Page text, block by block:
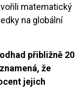
matematický
na globální
přibližně 20
že
jejich